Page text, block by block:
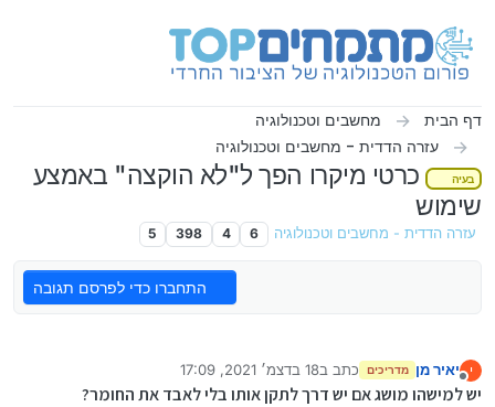
דף הבית
מחשבים וטכנולוגיה
עזרה הדדית - מחשבים וטכנולוגיה
בעיה
כרטי מיקרו הפך ל"לא הוקצה" באמצע
שימוש
עזרה הדדית - מחשבים וטכנולוגיה 6
4
398
5
התחברו כדי לפרסם תגובה
י
מנותק
יאיר מן מדריכים כתב ב18 בדצמ׳ 2021, 17:09
נערך לאחרונה על ידי יאיר מן
יש למישהו מושג אם יש דרך לתקן אותו בלי לאבד את החומר?